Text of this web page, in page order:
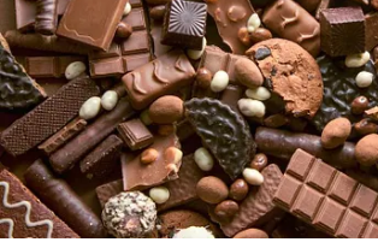
EVENTI
VIDEO
TV